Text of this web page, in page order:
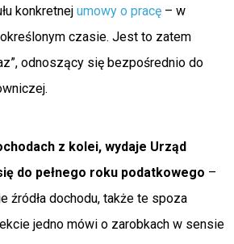
konkretnej umowy o pracę – w
czasie. Jest to zatem
odnoszący się bezpośrednio do
z kolei, wydaje Urząd
do pełnego roku podatkowego –
źródła dochodu, także te spoza
jedno mówi o zarobkach w sensie